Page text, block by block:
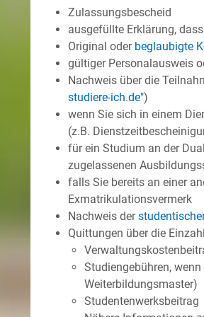
Zulassungsbescheid
ausgefüllte Erklärung,
Original oder beglaubigte
gültiger Personalausweis
Nachweis über die
studiere-ich.de")
wenn Sie sich in einem
(z.B.
für ein Studium an der
zugelassenen
falls Sie bereits an einer
Exmatrikulationsvermerk
Nachweis der
Quittungen über die
Studiengebühren,
Weiterbildungsmaster)
Studentenwerksbeitrag